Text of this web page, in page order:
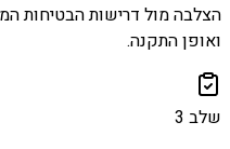
הצלבה מול דרישות הבטיחות
ואופן התקנה.
שלב 3